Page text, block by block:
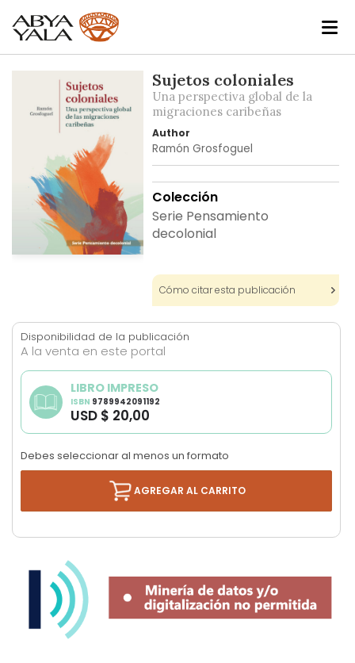
the
images
gallery
of
the
images
gallery
Sujetos coloniales
Una perspectiva global de la
migraciones caribeñas
Author
Ramón Grosfoguel
Colección
Serie Pensamiento
decolonial
Cómo citar esta publicación
Disponibilidad de la publicación
A la venta en este portal
LIBRO IMPRESO
ISBN 9789942091192
USD $ 20,00
Debes seleccionar al menos un formato
AGREGAR AL CARRITO